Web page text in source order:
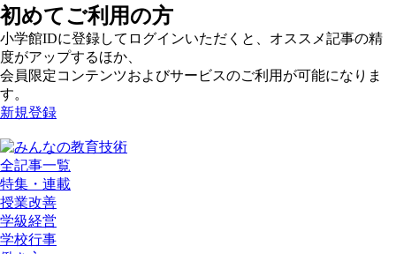
初めてご利用の方
小学館IDに登録してログインいただくと、オススメ記事の精
度がアップするほか、
会員限定コンテンツおよびサービスのご利用が可能になりま
す。
新規登録
全記事一覧
特集・連載
授業改善
学級経営
学校行事